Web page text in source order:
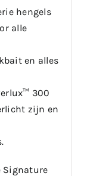
hengels
alle
en alles
300
zijn en
Signature